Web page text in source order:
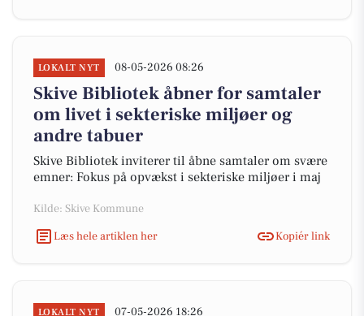
LOKALT NYT 08-05-2026 08:26
Skive Bibliotek åbner for samtaler
om livet i sekteriske miljøer og
andre tabuer
Skive Bibliotek inviterer til åbne samtaler om svære
emner: Fokus på opvækst i sekteriske miljøer i maj
Kilde: Skive Kommune
Læs hele artiklen her
Kopiér link
LOKALT NYT 07-05-2026 18:26